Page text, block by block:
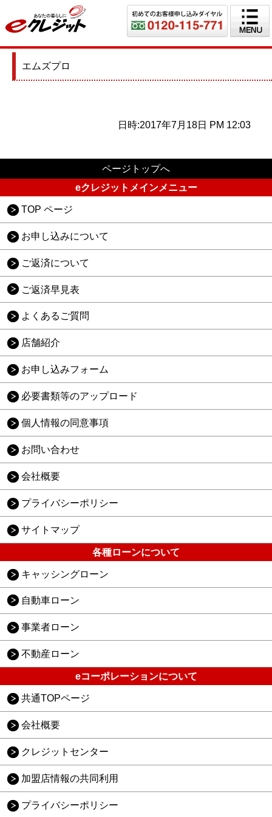
エムズプロ
日時:2017年7月18日 PM 12:03
ページトップへ
eクレジットメインメニュー
TOP ページ
お申し込みについて
ご返済について
ご返済早見表
よくあるご質問
店舗紹介
お申し込みフォーム
必要書類等のアップロード
個人情報の同意事項
お問い合わせ
会社概要
プライバシーポリシー
サイトマップ
各種ローンについて
キャッシングローン
自動車ローン
事業者ローン
不動産ローン
eコーポレーションについて
共通TOPページ
会社概要
クレジットセンター
加盟店情報の共同利用
プライバシーポリシー